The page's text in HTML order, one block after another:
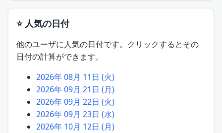
⭐ 人気の日付
他のユーザに人気の日付です。クリックするとその
日付の計算ができます。
2026年 08月 11日 (火)
2026年 09月 21日 (月)
2026年 09月 22日 (火)
2026年 09月 23日 (水)
2026年 10月 12日 (月)